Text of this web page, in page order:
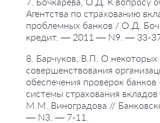
Агентства по страхованию
проблемных банков / О.Д.
кредит. — 2011 — N9. — 33-
8. Барчуков, В.П. О некоторых
совершенствования
обеспечения проверок банков
системы страхования
М.М. Виноградова //
— N3. — 7-11.